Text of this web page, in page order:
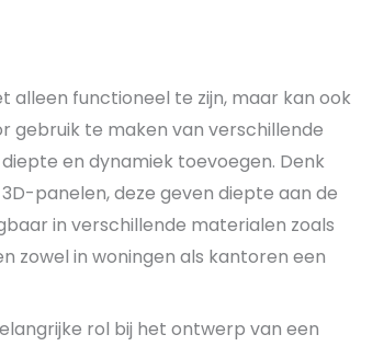
alleen functioneel te zijn, maar kan ook
gebruik te maken van verschillende
en dynamiek toevoegen. Denk
panelen, deze geven diepte aan de
in verschillende materialen zoals
zowel in woningen als kantoren een
rol bij het ontwerp van een